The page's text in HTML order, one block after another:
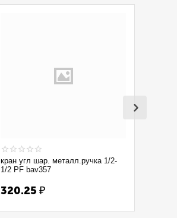
кран угл шар. металл.ручка 1/2-
1/2 PF bav357
320.25 ₽